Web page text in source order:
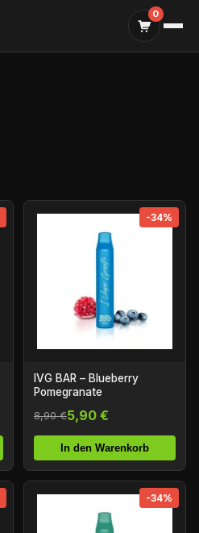
0
-34%
IVG BAR – Blueberry
Pomegranate
8,90 €5,90 €
In den Warenkorb
-34%